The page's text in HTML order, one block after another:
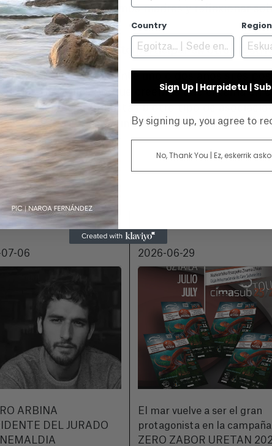
causas por las que somos madres y reflexionar
socialmente.
¿Tenéis previsto participar en otros
de festivales durante uno o dos años si es
los festivales porque creemos que el tema en
asociaciones feministas u otro tipo de
de este tipo sería un gran final para nosotras.
06
ARBINA
DEL JURADO
2026-06-29
El mar vuelve a ser el gran
protagonista en la campaña
ZERO ZABOR URETAN
Country Region
Sign Up | Harpidetu |
By signing up, you agree to
No, Thank You | Ez, eskerrik